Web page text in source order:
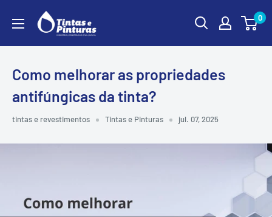
para
0
Como melhorar as propriedades
antifúngicas da tinta?
tintas e revestimentos Tintas e Pinturas jul. 07, 2025